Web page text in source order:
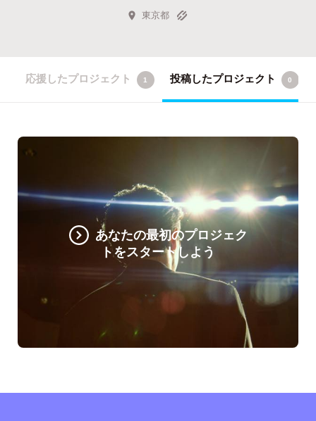
東京都
応援したプロジェクト 1 投稿したプロジェクト 0
あなたの最初のプロジェク
トをスタートしよう